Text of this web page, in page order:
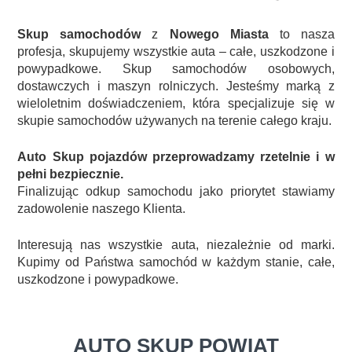
Skup samochodówz Nowego Miasta to nasza
profesja, skupujemy wszystkie auta – całe, uszkodzone i
powypadkowe. Skup samochodów osobowych,
dostawczych i maszyn rolniczych. Jesteśmy marką z
wieloletnim doświadczeniem, która specjalizuje się w
skupie samochodów używanych na terenie całego kraju.
Auto Skup pojazdów przeprowadzamy rzetelnie i w
pełni bezpiecznie.
Finalizując odkup samochodu jako priorytet stawiamy
zadowolenie naszego Klienta.
Interesują nas wszystkie auta, niezależnie od marki.
Kupimy od Państwa samochód w każdym stanie, całe,
uszkodzone i powypadkowe.
AUTO SKUP POWIAT